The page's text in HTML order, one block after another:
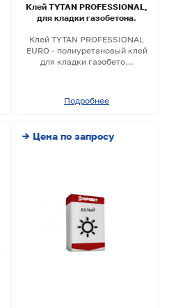
Клей TYTAN PROFESSIONAL,
для кладки газобетона.
Клей TYTAN PROFESSIONAL
EURO - полиуретановый клей
для кладки газобето...
Подробнее
→ Цена по запросу